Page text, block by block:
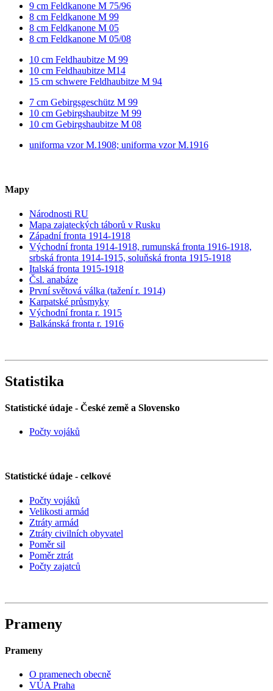
9 cm Feldkanone M 75/96
8 cm Feldkanone M 99
8 cm Feldkanone M 05
8 cm Feldkanone M 05/08
10 cm Feldhaubitze M 99
10 cm Feldhaubitze M14
15 cm schwere Feldhaubitze M 94
7 cm Gebirgsgeschütz M 99
10 cm Gebirgshaubitze M 99
10 cm Gebirgshaubitze M 08
uniforma vzor M.1908; uniforma vzor M.1916
Mapy
Národnosti RU
Mapa zajateckých táborů v Rusku
Západní fronta 1914-1918
Východní fronta 1914-1918, rumunská fronta 1916-1918,
srbská fronta 1914-1915, soluňská fronta 1915-1918
Italská fronta 1915-1918
Čsl. anabáze
První světová válka (tažení r. 1914)
Karpatské průsmyky
Východní fronta r. 1915
Balkánská fronta r. 1916
Statistika
Statistické údaje - České země a Slovensko
Počty vojáků
Statistické údaje - celkové
Počty vojáků
Velikosti armád
Ztráty armád
Ztráty civilních obyvatel
Poměr sil
Poměr ztrát
Počty zajatců
Prameny
Prameny
O pramenech obecně
VÚA Praha